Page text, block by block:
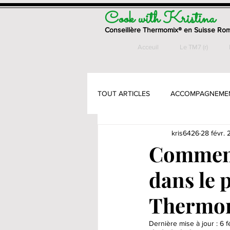
Cook with Kristina
Conseillère Thermomix® en Suisse
Acceuil Le TM7 (r)
TOUT ARTICLES
GATEAUX &
PAINS & VIENNOISSERIES
PLATS - VEGETARIENS
dans le
kris6426 28 févr.
Dernière mise à jour : 6